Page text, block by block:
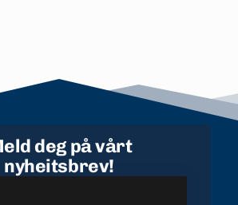
deg på vårt
nyheitsbrev!